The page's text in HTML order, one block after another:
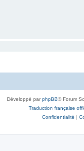
Développé parphpBB® Forum
Traduction française
Confidentialité |